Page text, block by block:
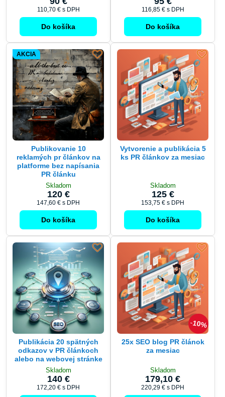
Do košíka Do košíka
Publikovanie 10
platforme bez napísania
PR článku
Skladom
120 €
147,60 €s DPH
Do košíka
Vytvorenie a publikácia 5
125 €
153,75 €s DPH
Do košíka
Publikácia 20 spätných
alebo na webovej stránke
Skladom
140 €
172,20 €s DPH
Do košíka
10%
25x SEO blog PR článok
179,10 €
220,29 €s DPH
Do košíka